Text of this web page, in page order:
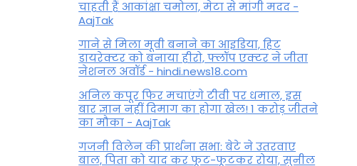
चाहती हैं आकांक्षा चमोला, मेटा से मांगी मदद -
AajTak
गाने से मिला मूवी बनाने का आइडिया, हिट
डायरेक्टर को बनाया हीरो, फ्लॉप एक्टर ने जीता
नेशनल अवॉर्ड - hindi.news18.com
अनिल कपूर फिर मचाएंगे टीवी पर धमाल, इस
बार ज्ञान नहीं दिमाग का होगा खेल! 1 करोड़ जीतने
का मौका - AajTak
गजनी विलेन की प्रार्थना सभा: बेटे ने उतरवाए
बाल, पिता को याद कर फूट-फूटकर रोया, सुनील